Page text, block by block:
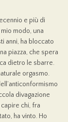
e più di
modo, una
anni, ha bloccato
piazza, che spera
dietro le sbarre.
orgasmo.
divagazione
chi, fra
ha vinto. Ho